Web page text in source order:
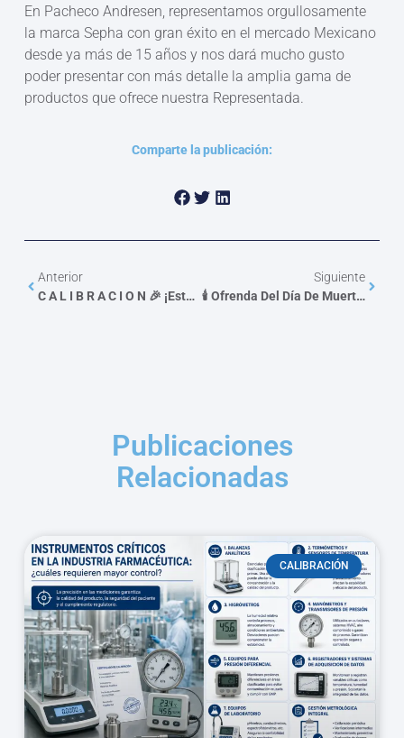
En Pacheco Andresen, representamos orgullosamente
la marca Sepha con gran éxito en el mercado Mexicano
desde ya más de 15 años y nos dará mucho gusto
poder presentar con más detalle la amplia gama de
productos que ofrece nuestra Representada.
Comparte la publicación:
Anterior
C A L I B R A C I O N 🎉 ¡Estamos De Celebración! 🎉
Siguiente
🕯️ Ofrenda Del Día De Muertos En NSPADEI 🕯️
Publicaciones
Relacionadas
CALIBRACIÓN